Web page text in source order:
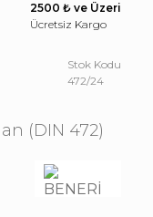
2500 ₺ ve Üzeri
Ücretsiz Kargo
Stok Kodu
472/24
(DIN 472)